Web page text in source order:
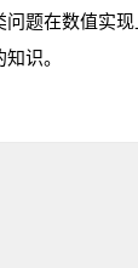
题在数值实
识。